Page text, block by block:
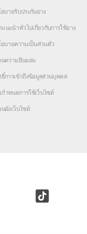
บายรับประกันยาง
แนะนำทั่วไปเกี่ยวกับการใช้ยาง
บายความเป็นส่วนตัว
นความยินยอม
ธิ์การเข้าถึงข้อมูลส่วนบุคคล
ำหนดการใช้เว็บไซต์
นผังเว็บไซต์